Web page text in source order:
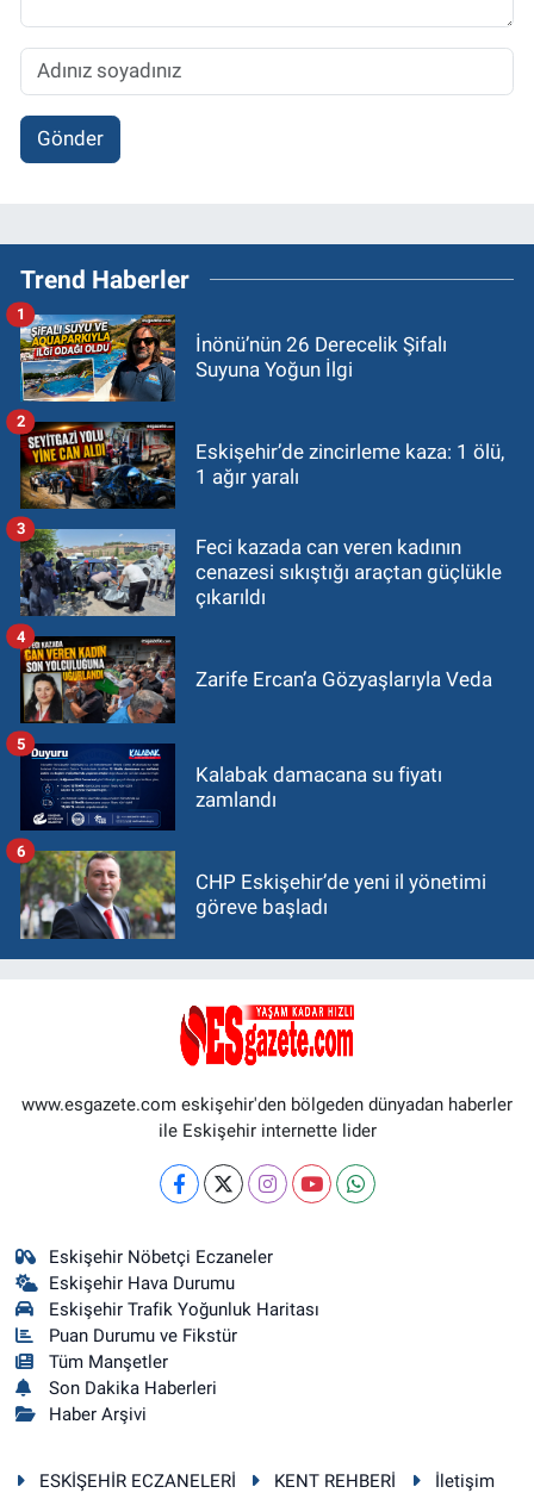
Gönder
Trend Haberler
İnönü’nün 26 Derecelik Şifalı
Suyuna Yoğun İlgi
1
Eskişehir’de zincirleme kaza: 1 ölü,
1 ağır yaralı
2
Feci kazada can veren kadının
cenazesi sıkıştığı araçtan güçlükle
çıkarıldı
3
Zarife Ercan’a Gözyaşlarıyla Veda
4
Kalabak damacana su fiyatı
zamlandı
5
CHP Eskişehir’de yeni il yönetimi
göreve başladı
6
www.esgazete.com eskişehir'den bölgeden dünyadan haberler
ile Eskişehir internette lider
Eskişehir Nöbetçi Eczaneler
Eskişehir Hava Durumu
Eskişehir Trafik Yoğunluk Haritası
Puan Durumu ve Fikstür
Tüm Manşetler
Son Dakika Haberleri
Haber Arşivi
ESKİŞEHİR ECZANELERİ KENT REHBERİ İletişim